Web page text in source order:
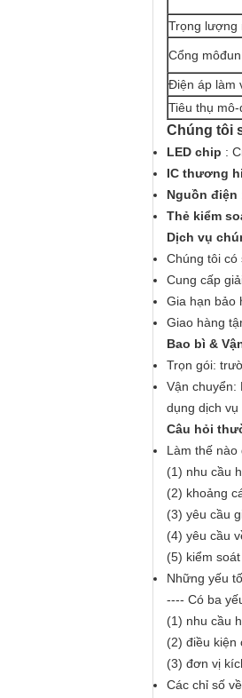
Trọng lượng
Cổng môđun
Điện áp làm
Tiêu thụ mô-
Chúng tôi
LED chip :
IC thương
Nguồn điện
Thẻ kiểm
Dịch vụ
Chúng tôi có
Cung cấp
Gia hạn bảo
Giao hàng
Bao bì &
Trọn gói:
Vận chuyển:
dụng dịch vụ
Câu hỏi
Làm thế
(1) nhu cầu
(2) khoảng
(3) yêu cầu
(4) yêu cầu
(5) kiểm
Những yếu
---- Có ba
(1) nhu cầu
(2) điều kiện
(3) đơn vị
Các chỉ số